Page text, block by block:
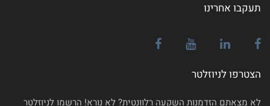
תעקבו אחרינו
הצטרפו לניוזלטר
לא מצאתם הזדמנות השקעה רלוונטית? לא נורא! הרשמו לניוזלטר